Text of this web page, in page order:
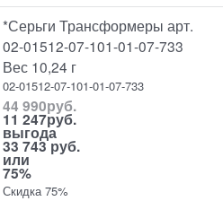
*Серьги Трансформеры арт.
02-01512-07-101-01-07-733
Вес 10,24 г
02-01512-07-101-01-07-733
44 990руб.
11 247руб.
выгода
33 743 руб.
или
75%
Скидка 75%